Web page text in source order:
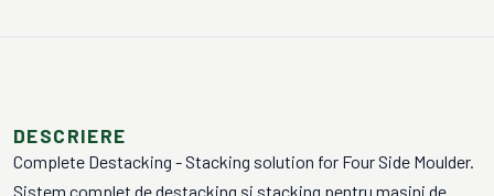
DESCRIERE
Complete Destacking - Stacking solution for Four Side Moulder.
Sistem complet de destacking și stacking pentru mașini de